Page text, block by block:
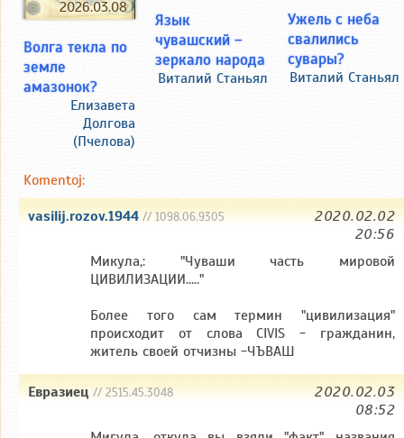
2026.03.08
Волга текла по
земле
амазонок?
Елизавета
Долгова
(Пчелова)
Язык
чувашский –
зеркало народа
Виталий Станьял
Ужель с неба
свалились
сувары?
Виталий Станьял
Komentoj:
vasilij.rozov.1944// 1098.06.9305
2020.02.02
20:56
Микула,: "Чуваши часть мировой
ЦИВИЛИЗАЦИИ....."
Более того сам термин "цивилизация"
происходит от слова CIVIS - гражданин,
житель своей отчизны -ЧЪВАШ
Евразиец// 2515.45.3048
2020.02.03
08:52